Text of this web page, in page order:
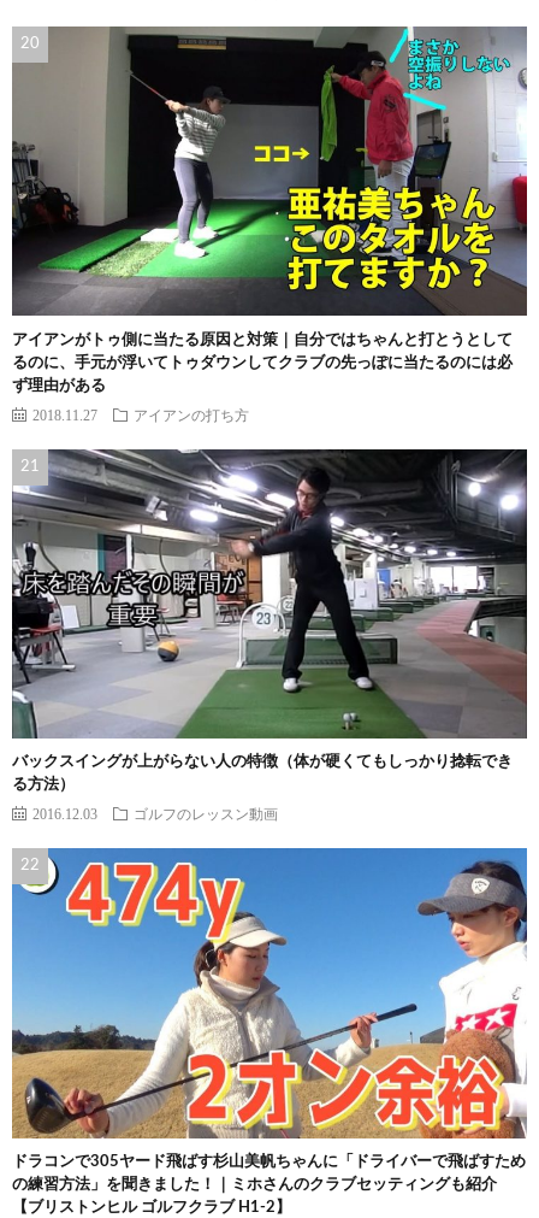
アイアンがトゥ側に当たる原因と対策｜自分ではちゃんと打とうとして
るのに、手元が浮いてトゥダウンしてクラブの先っぽに当たるのには必
ず理由がある
2018.11.27 アイアンの打ち方
バックスイングが上がらない人の特徴（体が硬くてもしっかり捻転でき
る方法）
2016.12.03 ゴルフのレッスン動画
ドラコンで305ヤード飛ばす杉山美帆ちゃんに「ドライバーで飛ばすため
の練習方法」を聞きました！｜ミホさんのクラブセッティングも紹介
【ブリストンヒル ゴルフクラブ H1-2】